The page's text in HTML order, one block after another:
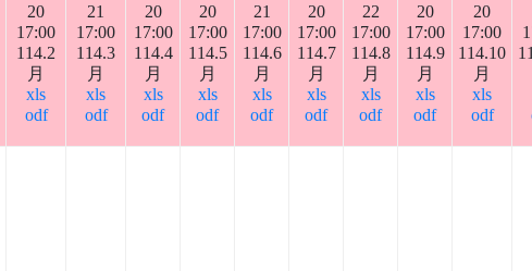
20
17:00
114.2
月
xls
odf
21
17:00
114.3
月
xls
odf
20
17:00
114.4
月
xls
odf
20
17:00
114.5
月
xls
odf
21
17:00
114.6
月
xls
odf
20
17:00
114.7
月
xls
odf
22
17:00
114.8
月
xls
odf
20
17:00
114.9
月
xls
odf
20
17:00
114.10
月
xls
odf